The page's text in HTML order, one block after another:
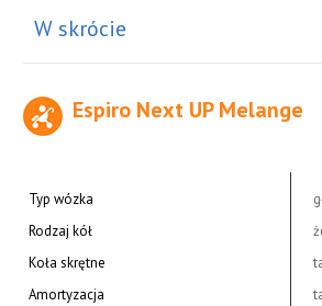
W skrócie
Espiro Next UP Melange
Typ wózka
Rodzaj kół
Koła skrętne
Amortyzacja